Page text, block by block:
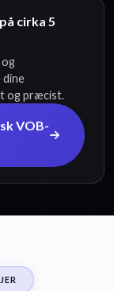
cirka 5
og præcist.
VOB-